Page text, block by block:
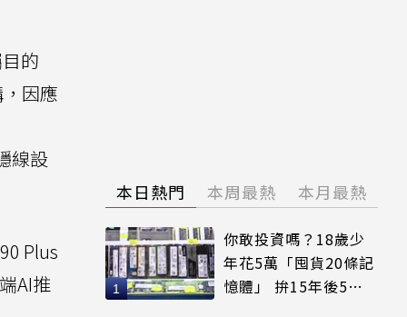
的
因應
線設
Plus
AI推
本日熱門 本周最熱 本月最熱
你敢投資嗎？18歲少
年花5萬「囤貨20條記
憶體」 拚15年後5倍